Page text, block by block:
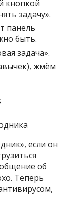
кнопкой
задачу».
панель
быть.
задача».
жмём
если он
об
Теперь